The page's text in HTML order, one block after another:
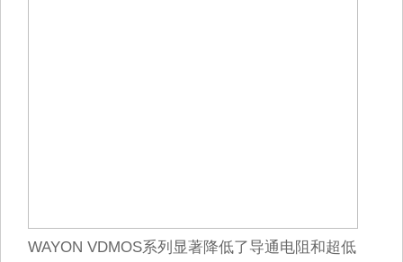
WAYON VDMOS系列显著降低了导通电阻和超低